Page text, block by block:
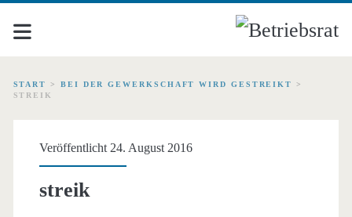
START > BEI DER GEWERKSCHAFT WIRD GESTREIKT
>
STREIK
Veröffentlicht 24. August 2016
streik